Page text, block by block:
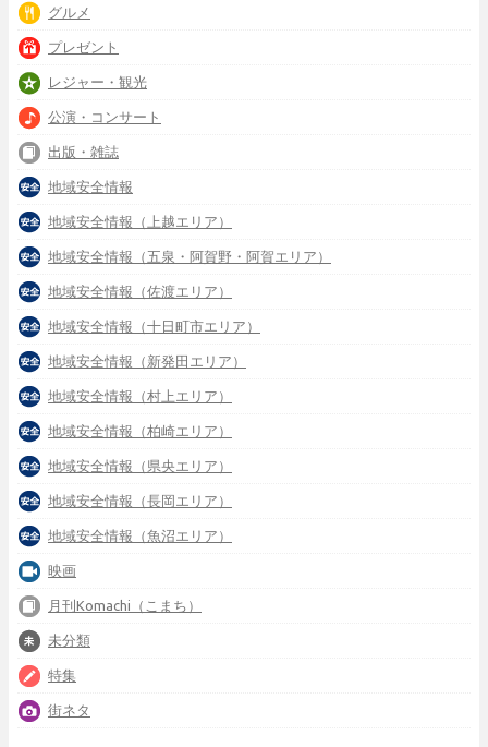
グルメ
プレゼント
レジャー・観光
公演・コンサート
出版・雑誌
地域安全情報
地域安全情報（上越エリア）
地域安全情報（五泉・阿賀野・阿賀エリア）
地域安全情報（佐渡エリア）
地域安全情報（十日町市エリア）
地域安全情報（新発田エリア）
地域安全情報（村上エリア）
地域安全情報（柏崎エリア）
地域安全情報（県央エリア）
地域安全情報（長岡エリア）
地域安全情報（魚沼エリア）
映画
月刊Komachi（こまち）
未分類
特集
街ネタ